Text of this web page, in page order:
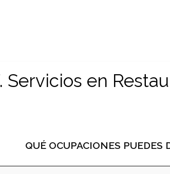
Servicios en
QUÉ OCUPACIONES PUEDES